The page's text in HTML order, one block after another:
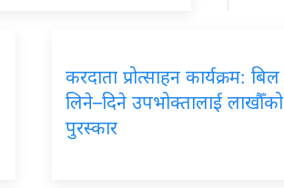
करदाता प्रोत्साहन कार्यक्रम: बिल
लिने–दिने उपभोक्तालाई लाखौँको
पुरस्कार